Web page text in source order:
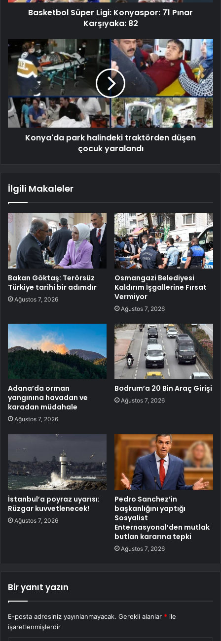
Basketbol Süper Ligi: Konyaspor: 71 Pınar
Karşıyaka: 82
Konya'da park halindeki traktörden düşen
çocuk yaralandı
İlgili Makaleler
Bakan Göktaş: Terörsüz
Türkiye tarihi bir adımdır
Ağustos 7, 2026
Osmangazi Belediyesi
Kaldırım İşgallerine Fırsat
Vermiyor
Ağustos 7, 2026
Adana’da orman
yangınına havadan ve
karadan müdahale
Ağustos 7, 2026
Bodrum’a 20 Bin Araç Girişi
Ağustos 7, 2026
İstanbul’a poyraz uyarısı:
Rüzgar kuvvetlenecek!
Ağustos 7, 2026
Pedro Sanchez’in
başkanlığını yaptığı
Sosyalist
Enternasyonal’den mutlak
butlan kararına tepki
Ağustos 7, 2026
Bir yanıt yazın
E-posta adresiniz yayınlanmayacak. Gerekli alanlar * ile
işaretlenmişlerdir